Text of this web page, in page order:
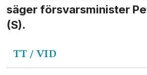
säger försvarsminister
(S).
TT / VID